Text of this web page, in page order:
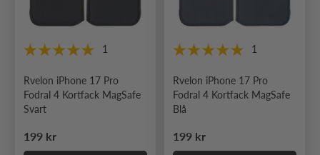
1
Rvelon iPhone 17 Pro
Fodral 4 Kortfack MagSafe
Svart
Ordinarie pris
199 kr
1
Rvelon iPhone 17 Pro
Fodral 4 Kortfack MagSafe
Blå
Ordinarie pris
199 kr